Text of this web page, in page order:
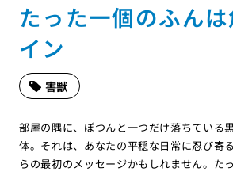
たった一個のふん
イン
害獣
部屋の隅に、ぽつんと一つだけ落ちている
体。それは、あなたの平穏な日常に忍び寄
らの最初のメッセージかもしれません。た